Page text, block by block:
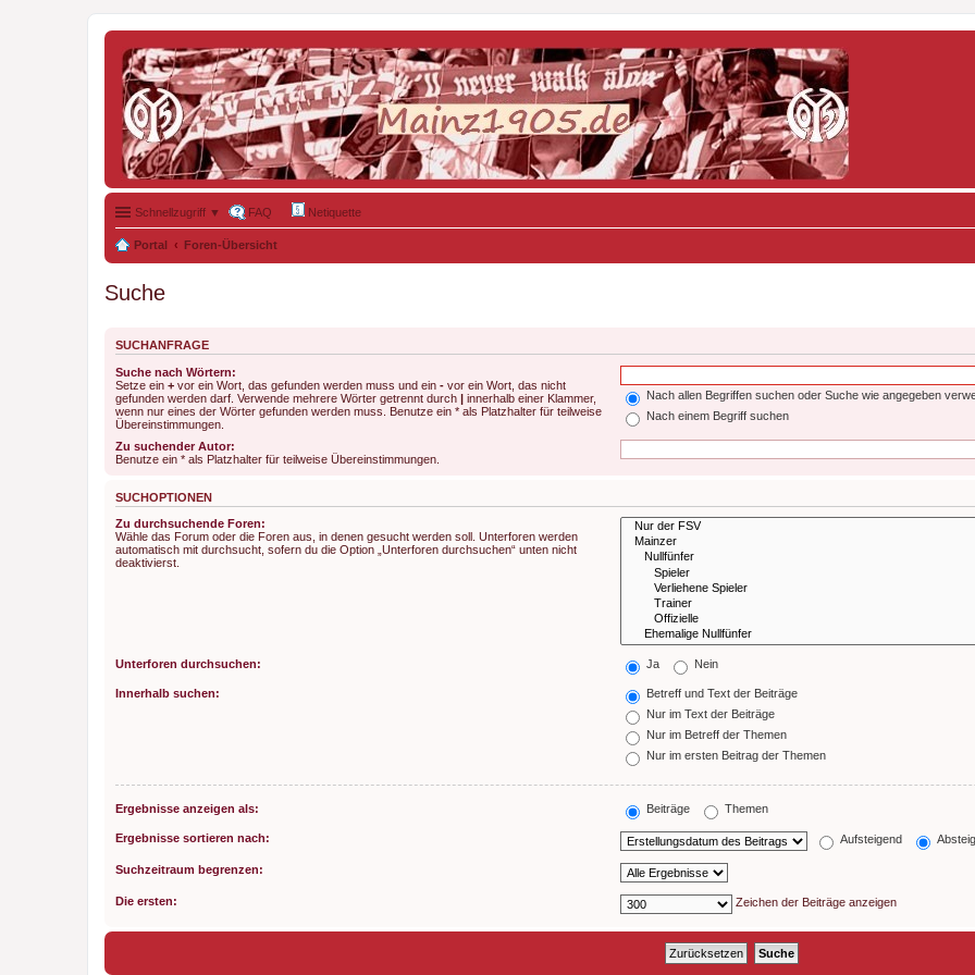
Schnellzugriff ▼ FAQ Netiquette
Portal Foren-Übersicht
Suche
SUCHANFRAGE
Suche nach Wörtern:
Setze ein + vor ein Wort, das gefunden werden muss und ein - vor ein Wort, das nicht
gefunden werden darf. Verwende mehrere Wörter getrennt durch | innerhalb einer Klammer,
wenn nur eines der Wörter gefunden werden muss. Benutze ein * als Platzhalter für teilweise
Übereinstimmungen.
Nach allen Begriffen suchen oder Suche wie angegeben
Nach einem Begriff suchen
Zu suchender Autor:
Benutze ein * als Platzhalter für teilweise Übereinstimmungen.
SUCHOPTIONEN
Zu durchsuchende Foren:
Wähle das Forum oder die Foren aus, in denen gesucht werden soll. Unterforen werden
automatisch mit durchsucht, sofern du die Option „Unterforen durchsuchen“ unten nicht
deaktivierst.
Unterforen durchsuchen: Ja Nein
Innerhalb suchen:
Betreff und Text der Beiträge
Nur im Text der Beiträge
Nur im Betreff der Themen
Nur im ersten Beitrag der Themen
Ergebnisse anzeigen als: Beiträge Themen
Ergebnisse sortieren nach: Aufsteigend
Suchzeitraum begrenzen:
Die ersten: Zeichen der Beiträge anzeigen